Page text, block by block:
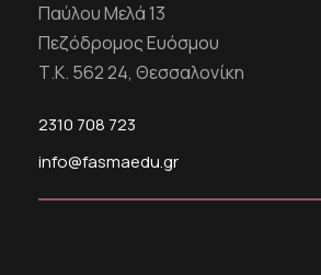
Παύλου Μελά 13
Πεζόδρομος Ευόσμου
Τ.Κ. 562 24, Θεσσαλονίκη
2310 708 723
info@fasmaedu.gr